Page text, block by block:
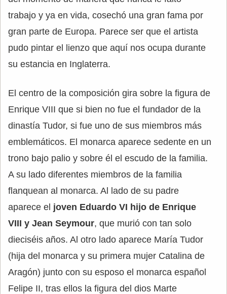
trabajo y ya en vida, cosechó una gran fama por
gran parte de Europa. Parece ser que el artista
pudo pintar el lienzo que aquí nos ocupa durante
su estancia en Inglaterra.
El centro de la composición gira sobre la figura de
Enrique VIII que si bien no fue el fundador de la
dinastía Tudor, si fue uno de sus miembros más
emblemáticos. El monarca aparece sedente en un
trono bajo palio y sobre él el escudo de la familia.
A su lado diferentes miembros de la familia
flanquean al monarca. Al lado de su padre
aparece el joven Eduardo VI hijo de Enrique
VIII y Jean Seymour, que murió con tan solo
dieciséis años. Al otro lado aparece María Tudor
(hija del monarca y su primera mujer Catalina de
Aragón) junto con su esposo el monarca español
Felipe II, tras ellos la figura del dios Marte